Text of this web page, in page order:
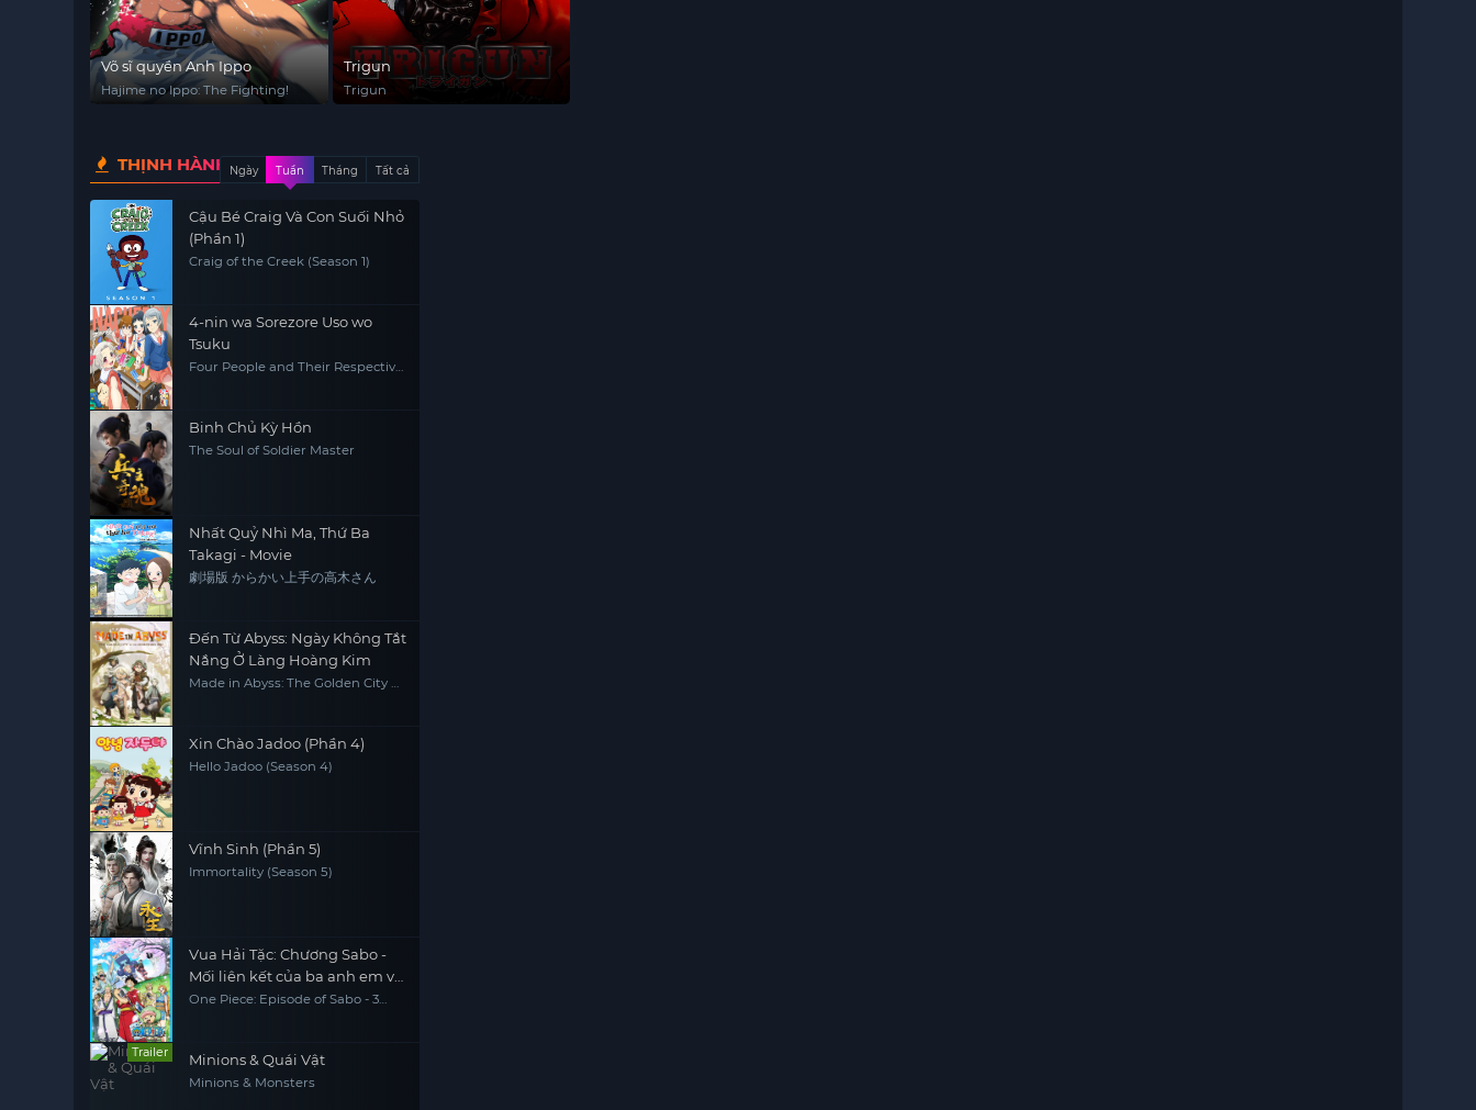
Võ sĩ quyền Anh Ippo
Hajime no Ippo: The Fighting!
Trigun
Trigun
THỊNH HÀNHNgày Tuần Tháng Tất cả
Cậu Bé Craig Và Con Suối Nhỏ
(Phần 1)
Craig of the Creek (Season 1)
4-nin wa Sorezore Uso wo
Tsuku
Four People and Their Respective
Binh Chủ Kỳ Hồn
The Soul of Soldier Master
Nhất Quỷ Nhì Ma, Thứ Ba
Takagi - Movie
劇場版 からかい上手の高木さん
Đến Từ Abyss: Ngày Không Tắt
Nắng Ở Làng Hoàng Kim
Made in Abyss: The Golden City of
Xin Chào Jadoo (Phần 4)
Hello Jadoo (Season 4)
Vĩnh Sinh (Phần 5)
Immortality (Season 5)
Vua Hải Tặc: Chương Sabo -
Mối liên kết của ba anh em và
ý chí được kế thừa
One Piece: Episode of Sabo - 3
Brothers' Bonds, Miracle Reunion
and Inherited Will
Trailer Minions & Quái Vật
Minions & Monsters